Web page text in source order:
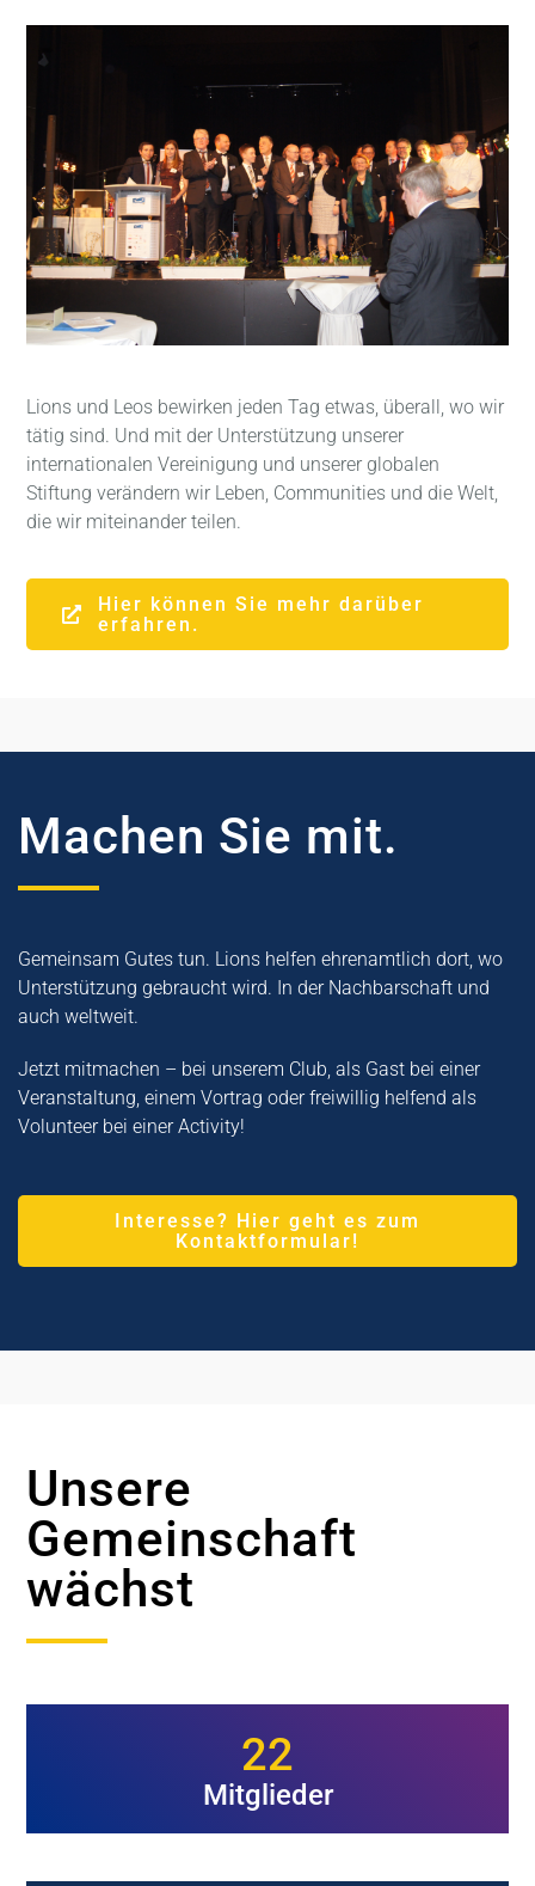
Lions und Leos bewirken jeden Tag etwas, überall, wo wir
tätig sind. Und mit der Unterstützung unserer
internationalen Vereinigung und unserer globalen
Stiftung verändern wir Leben, Communities und die Welt,
die wir miteinander teilen.
Hier können Sie mehr darüber
erfahren.
Machen Sie mit.
Gemeinsam Gutes tun. Lions helfen ehrenamtlich dort, wo
Unterstützung gebraucht wird. In der Nachbarschaft und
auch weltweit.
Jetzt mitmachen – bei unserem Club, als Gast bei einer
Veranstaltung, einem Vortrag oder freiwillig helfend als
Volunteer bei einer Activity!
Interesse? Hier geht es zum
Kontaktformular!
Unsere
Gemeinschaft
wächst
24
Mitglieder